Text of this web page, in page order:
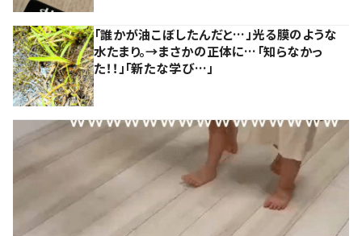
「誰かが油こぼしたんだと…」光る膜のような
水たまり。→まさかの正体に…「知らなかっ
た！！」「新たな学び…」